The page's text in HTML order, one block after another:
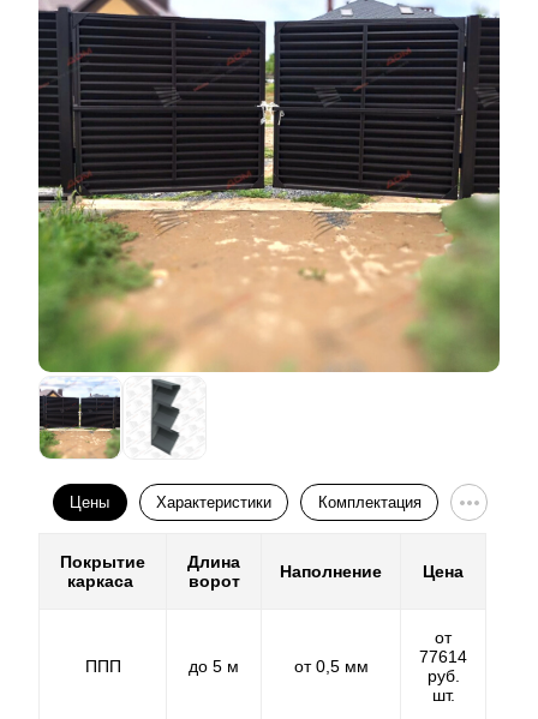
Цены Характеристики Комплектация
Покрытие
каркаса
Длина
ворот
Наполнение Цена
ППП до 5 м от 0,5 мм
от
77614
руб.
шт.